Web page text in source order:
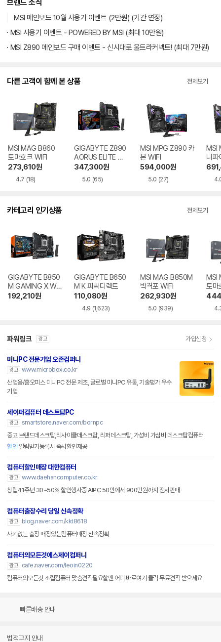
MSI 사용기 이벤트 - POWERED BY MSI (최대 10만원)
MSI Z890 메인보드 구매 이벤트 - 신시대로 울트라커넥트! (최대 7만원)
MSI MAG B860
토마호크 WIFI
4.7 (18)
GIGABYTE Z890
AORUS ELITE WI
5.0 (65)
MSI MPG Z890 카
본 WIFI
5.0 (27)
니
카테고리 인기상품
GIGABYTE B850
M GAMING X WIF
GIGABYTE B650
M K 피씨디렉트
4.9 (1,623)
MSI MAG B850M
박격포 WIFI
5.0 (939)
토
광고
www.microbox.co.kr
산업용/홈오피스 미니PC 전문 제조, 글로벌 미니PC 유통, 기술평가 우수
기업
세이퍼컴퓨터 데스트탑PC
중고 브랜드데스크탑,리사이클데스크탑, 리퍼데스크탑, 가성비 가심비 데스크탑컴퓨터
할인알림받기등록시 즉시할인제공
컴퓨터할인매장 대한컴퓨터
광고 www.daehancomputer.co.kr
컴퓨터출장수리 당일 신속정확
blog.naver.com/kkt8618
사기없는 출장 매장있는컴퓨터매장 신속정확
컴퓨터의모든것에스제이컴퍼니
cafe.naver.com/leoin0220
컴퓨터의모든것 조립컴퓨터 맞춤견적필요할땐 어디 바로여기 클릭 무료견적 받으세요
빠른배송 안내
법적고지 안내